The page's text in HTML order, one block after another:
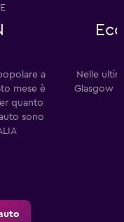
a
mese è
quanto
sono
Nelle
Glasgow